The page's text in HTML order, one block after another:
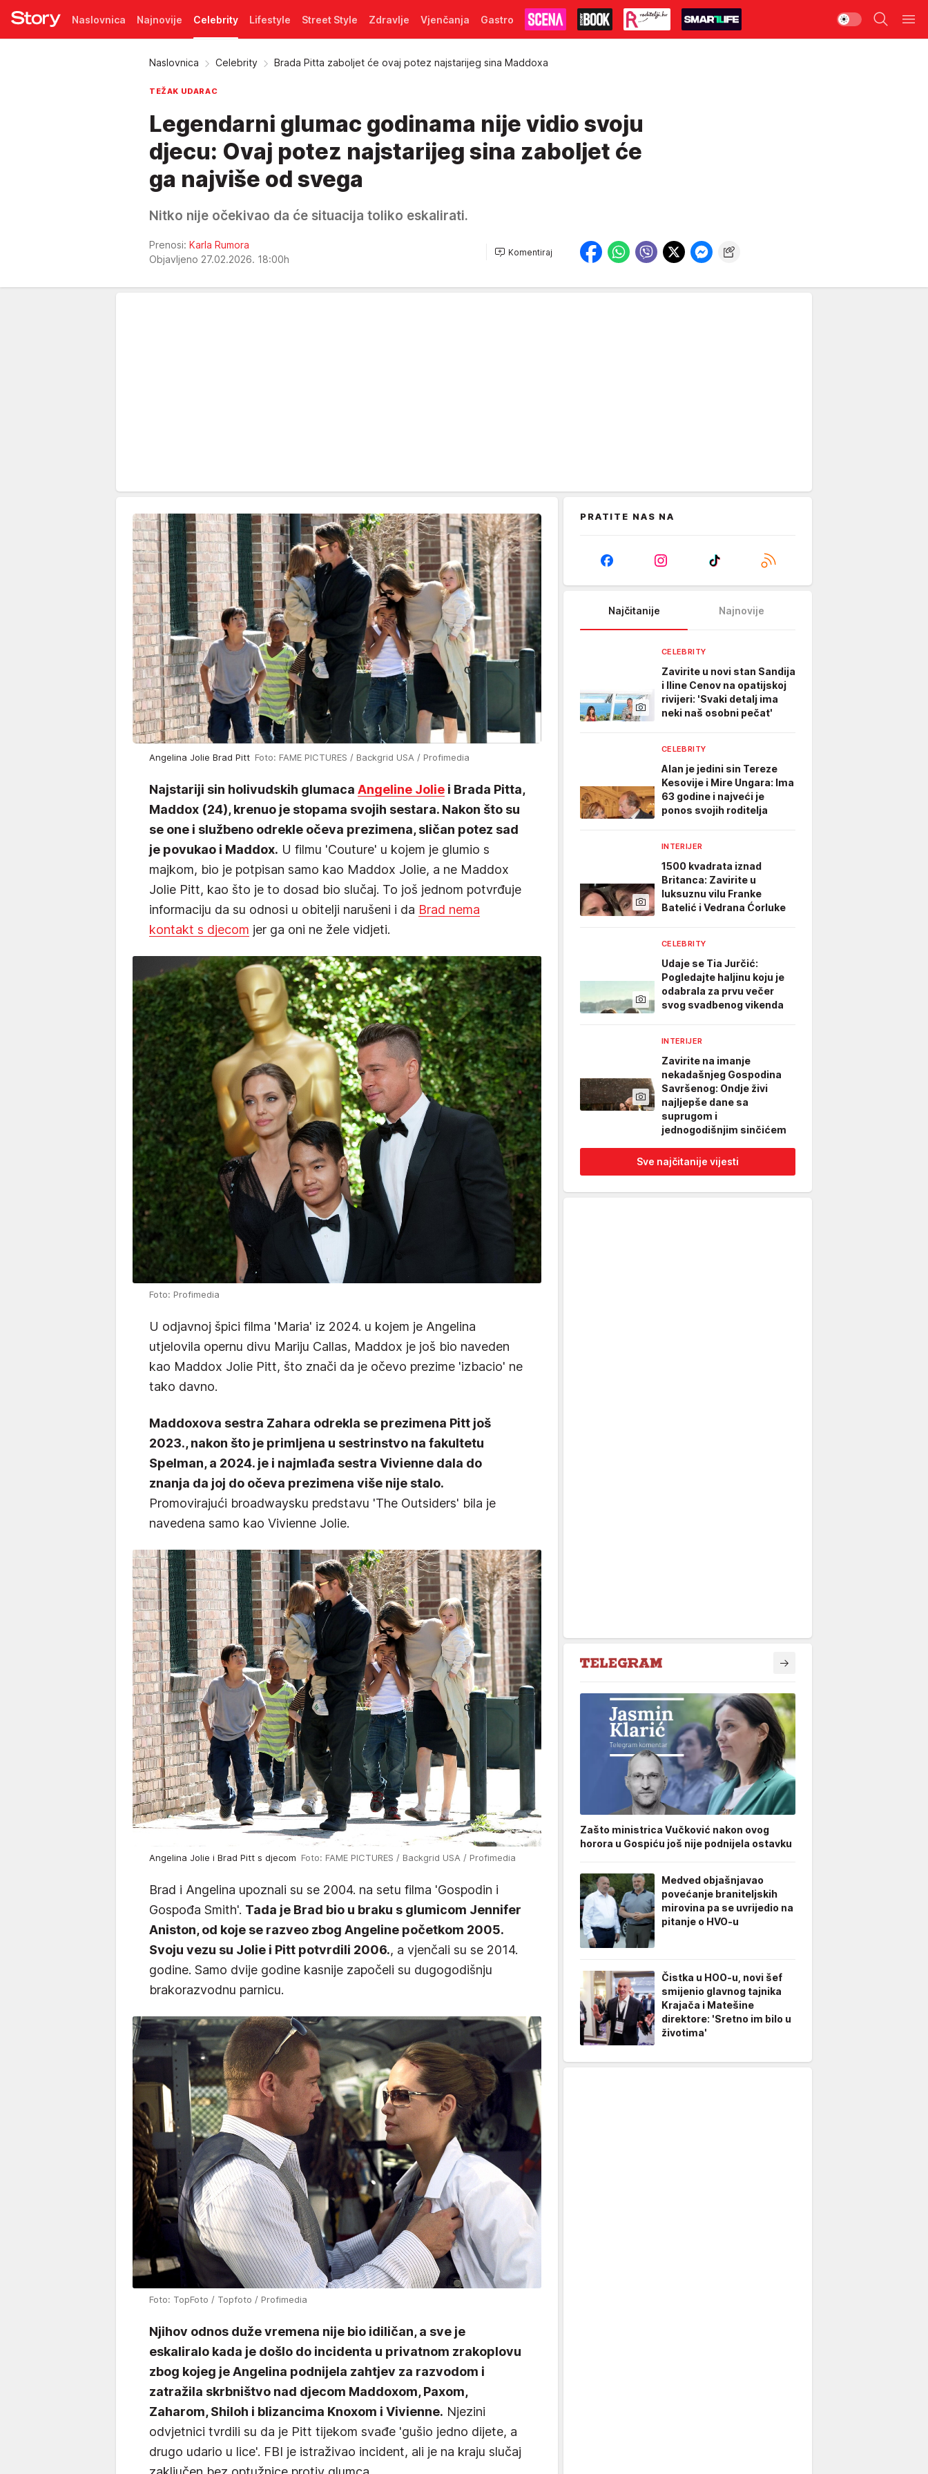
Naslovnica Najnovije Celebrity Lifestyle Street Style Zdravlje Vjenčanja Gastro
Naslovnica Celebrity Brada Pitta zaboljet će ovaj potez najstarijeg sina Maddoxa
TEŽAK UDARAC
Legendarni glumac godinama nije vidio svoju
djecu: Ovaj potez najstarijeg sina zaboljet će
ga najviše od svega
Nitko nije očekivao da će situacija toliko eskalirati.
Prenosi: Karla Rumora
Objavljeno 27.02.2026. 18:00h
Komentiraj
Angelina Jolie Brad Pitt Foto: FAME PICTURES / Backgrid USA / Profimedia
Najstariji sin holivudskih glumaca Angeline Jolie i Brada Pitta,
Maddox (24), krenuo je stopama svojih sestara. Nakon što su
se one i službeno odrekle očeva prezimena, sličan potez sad
je povukao i Maddox. U filmu 'Couture' u kojem je glumio s
majkom, bio je potpisan samo kao Maddox Jolie, a ne Maddox
Jolie Pitt, kao što je to dosad bio slučaj. To još jednom potvrđuje
informaciju da su odnosi u obitelji narušeni i da Brad nema
kontakt s djecom jer ga oni ne žele vidjeti.
Foto: Profimedia
U odjavnoj špici filma 'Maria' iz 2024. u kojem je Angelina
utjelovila opernu divu Mariju Callas, Maddox je još bio naveden
kao Maddox Jolie Pitt, što znači da je očevo prezime 'izbacio' ne
tako davno.
Maddoxova sestra Zahara odrekla se prezimena Pitt još
2023., nakon što je primljena u sestrinstvo na fakultetu
Spelman, a 2024. je i najmlađa sestra Vivienne dala do
znanja da joj do očeva prezimena više nije stalo.
Promovirajući broadwaysku predstavu 'The Outsiders' bila je
navedena samo kao Vivienne Jolie.
Angelina Jolie i Brad Pitt s djecom Foto: FAME PICTURES / Backgrid USA / Profimedia
Brad i Angelina upoznali su se 2004. na setu filma 'Gospodin i
Gospođa Smith'. Tada je Brad bio u braku s glumicom Jennifer
Aniston, od koje se razveo zbog Angeline početkom 2005.
Svoju vezu su Jolie i Pitt potvrdili 2006., a vjenčali su se 2014.
godine. Samo dvije godine kasnije započeli su dugogodišnju
brakorazvodnu parnicu.
Foto: TopFoto / Topfoto / Profimedia
Njihov odnos duže vremena nije bio idiličan, a sve je
eskaliralo kada je došlo do incidenta u privatnom zrakoplovu
zbog kojeg je Angelina podnijela zahtjev za razvodom i
zatražila skrbništvo nad djecom Maddoxom, Paxom,
Zaharom, Shiloh i blizancima Knoxom i Vivienne. Njezini
odvjetnici tvrdili su da je Pitt tijekom svađe 'gušio jedno dijete, a
drugo udario u lice'. FBI je istraživao incident, ali je na kraju slučaj
PRATITE NAS NA
Najčitanije Najnovije
CELEBRITY
Zavirite u novi stan Sandija
i Iline Cenov na opatijskoj
rivijeri: 'Svaki detalj ima
neki naš osobni pečat'
CELEBRITY
Alan je jedini sin Tereze
Kesovije i Mire Ungara: Ima
63 godine i najveći je
ponos svojih roditelja
INTERIJER
1500 kvadrata iznad
Britanca: Zavirite u
luksuznu vilu Franke
Batelić i Vedrana Ćorluke
CELEBRITY
Udaje se Tia Jurčić:
Pogledajte haljinu koju je
odabrala za prvu večer
svog svadbenog vikenda
INTERIJER
Zavirite na imanje
nekadašnjeg Gospodina
Savršenog: Ondje živi
najljepše dane sa
suprugom i
jednogodišnjim sinčićem
Sve najčitanije vijesti
Zašto ministrica Vučković nakon ovog
horora u Gospiću još nije podnijela ostavku
Medved objašnjavao
povećanje braniteljskih
mirovina pa se uvrijedio na
pitanje o HVO-u
Čistka u HOO-u, novi šef
smijenio glavnog tajnika
Krajača i Matešine
direktore: 'Sretno im bilo u
životima'